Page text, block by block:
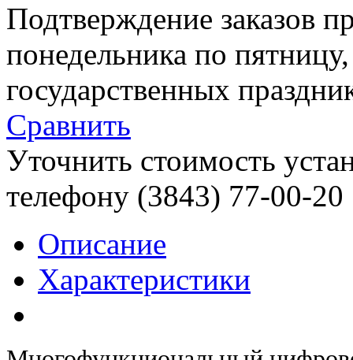
Подтверждение заказов
понедельника по
государственных
Сравнить
Уточнить стоимость
телефону (3843) 77-00-20
Описание
Характеристики